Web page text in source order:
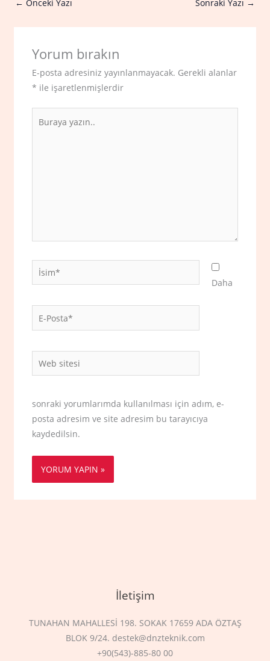
← Önceki Yazı Sonraki Yazı →
Yorum bırakın
E-posta adresiniz yayınlanmayacak. Gerekli alanlar
* ile işaretlenmişlerdir
İsim*
Posta*
sitesi
Daha
sonraki yorumlarımda kullanılması için adım, e-
posta adresim ve site adresim bu tarayıcıya
kaydedilsin.
İletişim
TUNAHAN MAHALLESİ 198. SOKAK 17659 ADA ÖZTAŞ
BLOK 9/24. destek@dnzteknik.com
+90(543)-885-80 00